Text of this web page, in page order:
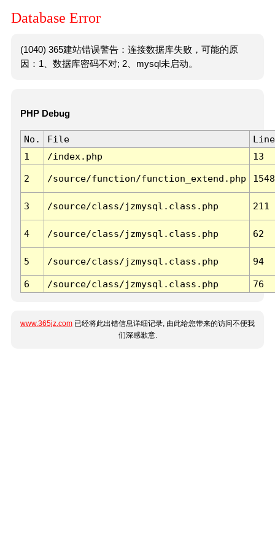
Database Error
(1040) 365建站错误警告：连接数据库失败，可能的原
因：1、数据库密码不对; 2、mysql未启动。
PHP Debug
No. File
Line
1
/index.php 13
2 /source/function/function_extend.php 1548
3 /source/class/jzmysql.class.php 211
4 /source/class/jzmysql.class.php 62
5 /source/class/jzmysql.class.php 94
6 /source/class/jzmysql.class.php 76
www.365jz.com 已经将此出错信息详细记录, 由此给您带来的访问不便我
们深感歉意.